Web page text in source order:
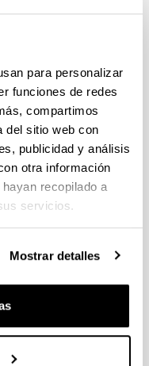
para personalizar
funciones de redes
compartimos
del sitio web con
publicidad y análisis
otra información
recopilado a
servicios.
Mostrar detalles